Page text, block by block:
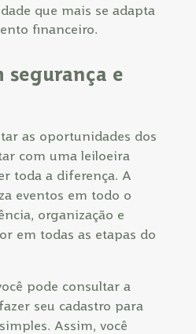
que mais se adapta
financeiro.
segurança e
as oportunidades dos
com uma leiloeira
toda a diferença. A
eventos em todo o
organização e
em todas as etapas do
pode consultar a
seu cadastro para
Assim, você